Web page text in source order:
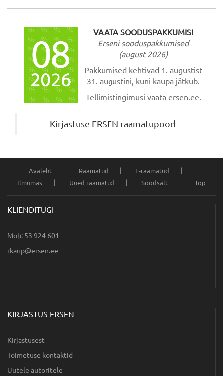
VAATA SOODUSPAKKUMISI
Erseni sooduspakkumised
(august 2026)
Pakkumised kehtivad 1. augustist
31. augustini, kuni kaupa jätkub.
Tellimistingimusi vaata ersen.ee.
Kirjastuse ERSEN raamatupood
Avaleht Raamatud
E-raamatud
Ilmumas
Uued raamatud Soodsalt Top
KLIENDITUGI
Mob: 53 924 601
ee.nesre@puakr
KIRJASTUS ERSEN
Kirjastusest
Toimetuse kontaktid
Uutele autoritele